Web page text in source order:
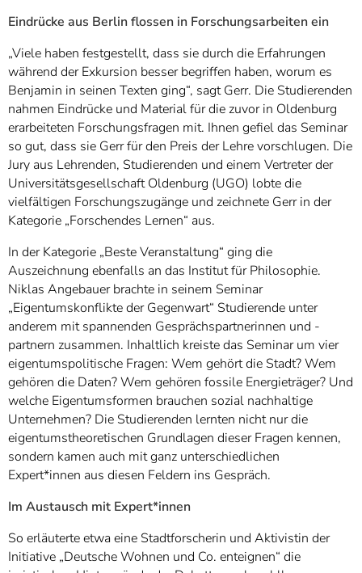
Eindrücke aus Berlin flossen in Forschungsarbeiten ein
„Viele haben festgestellt, dass sie durch die Erfahrungen
während der Exkursion besser begriffen haben, worum es
Benjamin in seinen Texten ging“, sagt Gerr. Die Studierenden
nahmen Eindrücke und Material für die zuvor in Oldenburg
erarbeiteten Forschungsfragen mit. Ihnen gefiel das Seminar
so gut, dass sie Gerr für den Preis der Lehre vorschlugen. Die
Jury aus Lehrenden, Studierenden und einem Vertreter der
Universitätsgesellschaft Oldenburg (UGO) lobte die
vielfältigen Forschungszugänge und zeichnete Gerr in der
Kategorie „Forschendes Lernen“ aus.
In der Kategorie „Beste Veranstaltung“ ging die
Auszeichnung ebenfalls an das Institut für Philosophie.
Niklas Angebauer brachte in seinem Seminar
„Eigentumskonflikte der Gegenwart“ Studierende unter
anderem mit spannenden Gesprächspartnerinnen und -
partnern zusammen. Inhaltlich kreiste das Seminar um vier
eigentumspolitische Fragen: Wem gehört die Stadt? Wem
gehören die Daten? Wem gehören fossile Energieträger? Und
welche Eigentumsformen brauchen sozial nachhaltige
Unternehmen? Die Studierenden lernten nicht nur die
eigentumstheoretischen Grundlagen dieser Fragen kennen,
sondern kamen auch mit ganz unterschiedlichen
Expert*innen aus diesen Feldern ins Gespräch.
Im Austausch mit Expert*innen
So erläuterte etwa eine Stadtforscherin und Aktivistin der
Initiative „Deutsche Wohnen und Co. enteignen“ die